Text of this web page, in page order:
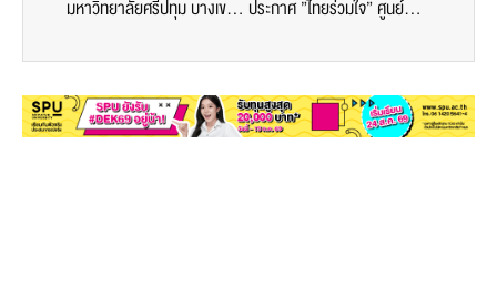
มหาวิทยาลัยศรีปทุม บางเขน จัดการเรียนการสอน รูปแบบออนไลน์ทั้งหมด ในภาคการศึกษาที่ 1/2564 จนกว่าสถานการณ์จะดีขึ้น
ประกาศ ”ไทยร่วมใจ” ศูนย์ฉีดวัคซีนโควิด-19 มหาวิทยาลัยศรีปทุม แจ้งผู้ที่มีคิวฉีดวัคซีน 1-8 ก.ค. 2564 เข้ารับการฉีดวัคซีนตามวันนัดใหม่